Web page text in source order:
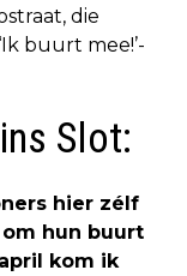
die
buurt mee!’-
Slot:
hier zélf
hun buurt
kom ik